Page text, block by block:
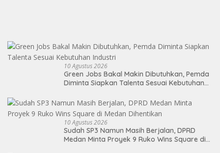
10 Agustus 2026
Green Jobs Bakal Makin Dibutuhkan, Pemda
Diminta Siapkan Talenta Sesuai Kebutuhan
10 Agustus 2026
Sudah SP3 Namun Masih Berjalan, DPRD
Medan Minta Proyek 9 Ruko Wins Square di